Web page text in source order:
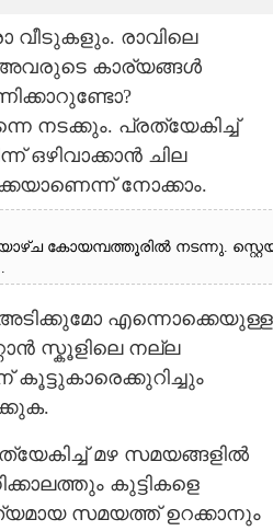
വീടുകളും. രാവിലെ
അവരുടെ കാര്യങ്ങൾ
നടക്കും. പ്രത്യേകിച്ച്
ഒഴിവാക്കാൻ ചില
നോക്കാം.
​കോ​യ​മ്പ​ത്തൂ​രി​ൽ​ ​ന​ട​ന്നു.​
എന്നൊക്കെയുള്ള
സ്കൂളിലെ നല്ല
മഴ സമയങ്ങളിൽ
കുട്ടികളെ
സമയത്ത് ഉറക്കാനും